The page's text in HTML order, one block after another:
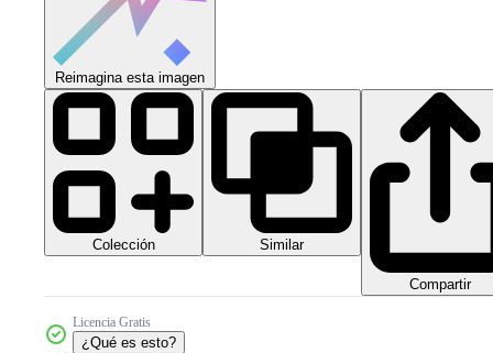
Reimagina esta imagen
Colección Similar
Compartir
Licencia Gratis
¿Qué es esto?